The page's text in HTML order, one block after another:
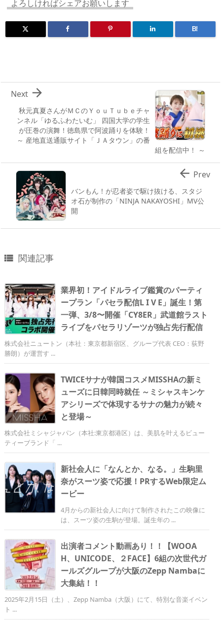
n
よろしければシェアお願いします
B!
秋元真夏さんがＭＣのＹｏｕＴｕｂｅチャ
ンネル「ゆるふわたいむ」 四国大学の学生
が圧巻の演舞！徳島県で阿波踊りを体験！
～ 産地直送通販サイト「ＪＡタウン」の番
組を配信中！ ～

Next
バンもん！が忍者姿で駆け抜ける、スタジ
オ石が制作の「NINJA NAKAYOSHI」MV公
開
 Prev
 関連記事
業界初！アイドルライブ鑑賞のパーティ
ープラン「パセラ配信L I V E」誕生！第
一弾、3/8〜開催「CY8ER」武道館ラスト
ライブをパセラリゾーツが独占先行配信
株式会社ニュートン（本社：東京都新宿区、グループ代表 CEO：荻野
勝朗）が運営す ...
TWICEサナが韓国コスメMISSHAの新ミ
ューズに日韓同時就任 ～ミシャスキンケ
アシリーズで体現するサナの魅力が続々
と登場～
株式会社ミシャジャパン（本社:東京都港区）は、美肌を叶えるビュー
ティーブランド「 ...
新社会人に「なんとか、なる。」生駒里
奈がスーツ姿で応援！PRするWeb限定ム
ービー
4月からの新社会人に向けて制作されたこの映像に
は、スーツ姿の生駒が登場。誕生年の ...
出演者コメント動画あり！！【WOOA
H、UNICODE、２FACE】6組の次世代ガ
ールズグループが大阪のZepp Nambaに
大集結！！
2025年2月15日（土）、Zepp Namba（大阪）にて、特別な音楽イベン
ト ...